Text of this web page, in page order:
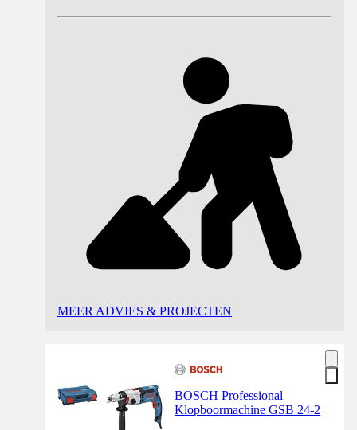
MEER ADVIES & PROJECTEN
BOSCH Professional
Klopboormachine GSB 24-2